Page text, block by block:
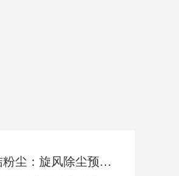
钢铁厂烧结粉尘：旋风除尘预处理技术要点